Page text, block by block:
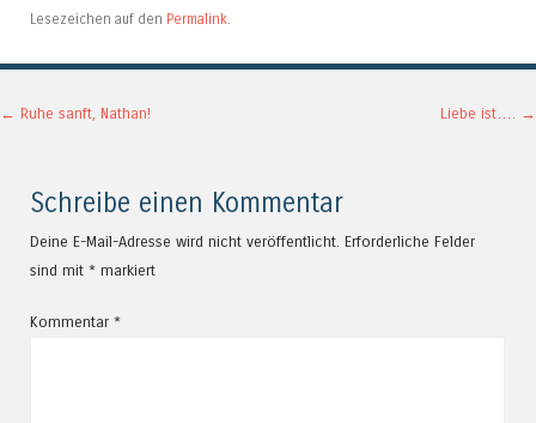
Lesezeichen auf den Permalink
Artikel-Navigation
← Ruhe sanft, Nathan! Liebe ist…. →
Schreibe einen Kommentar
Deine E-Mail-Adresse wird nicht veröffentlicht. Erforderliche Felder
sind mit * markiert
Kommentar *